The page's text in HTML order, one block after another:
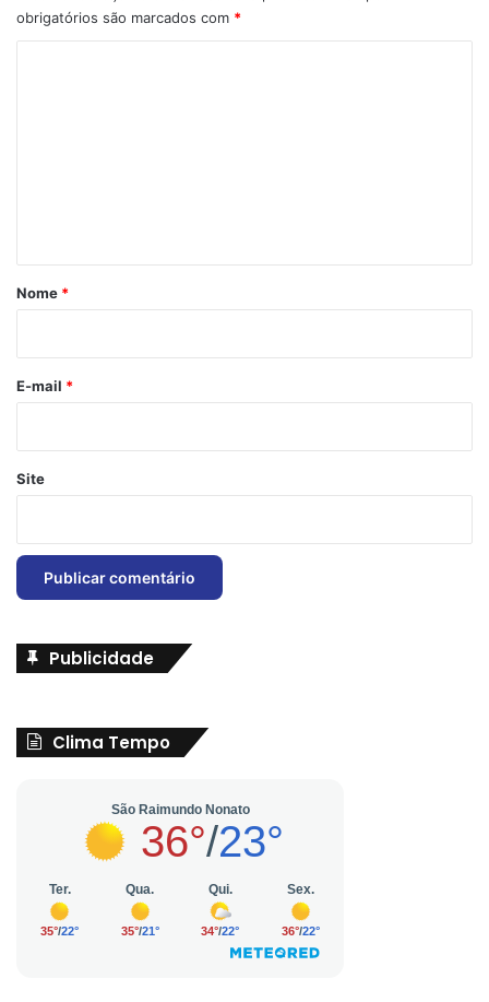
obrigatórios são marcados com *
r
*
Nome *
E-mail *
Site
Publicidade
Clima Tempo